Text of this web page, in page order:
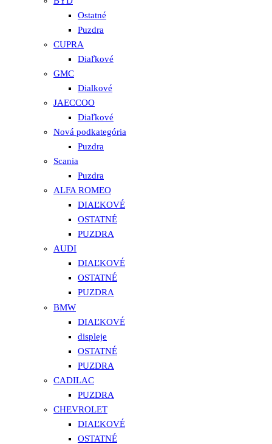
Ostatné
Puzdra
CUPRA
Diaľkové
GMC
Dialkové
JAECCOO
Diaľkové
Nová podkategória
Puzdra
Scania
Puzdra
ALFA ROMEO
DIAĽKOVÉ
OSTATNÉ
PUZDRA
AUDI
DIAĽKOVÉ
OSTATNÉ
PUZDRA
BMW
DIAĽKOVÉ
displeje
OSTATNÉ
PUZDRA
CADILAC
PUZDRA
CHEVROLET
DIAĽKOVÉ
OSTATNÉ